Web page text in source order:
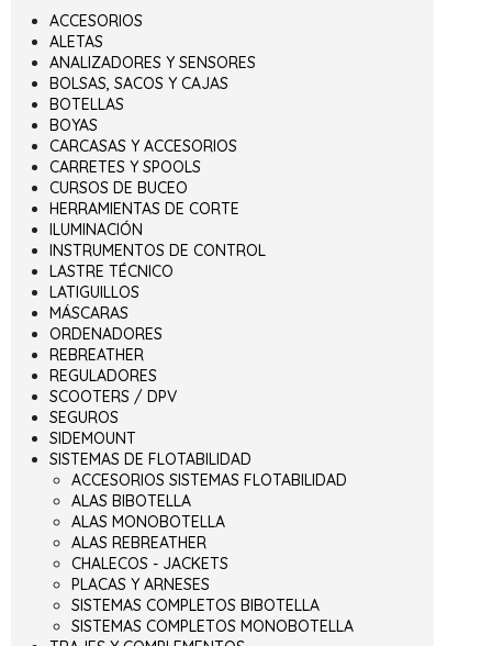
ACCESORIOS
ALETAS
ANALIZADORES Y SENSORES
BOLSAS, SACOS Y CAJAS
BOTELLAS
BOYAS
CARCASAS Y ACCESORIOS
CARRETES Y SPOOLS
CURSOS DE BUCEO
HERRAMIENTAS DE CORTE
ILUMINACIÓN
INSTRUMENTOS DE CONTROL
LASTRE TÉCNICO
LATIGUILLOS
MÁSCARAS
ORDENADORES
REBREATHER
REGULADORES
SCOOTERS / DPV
SEGUROS
SIDEMOUNT
SISTEMAS DE FLOTABILIDAD
ACCESORIOS SISTEMAS FLOTABILIDAD
ALAS BIBOTELLA
ALAS MONOBOTELLA
ALAS REBREATHER
CHALECOS - JACKETS
PLACAS Y ARNESES
SISTEMAS COMPLETOS BIBOTELLA
SISTEMAS COMPLETOS MONOBOTELLA